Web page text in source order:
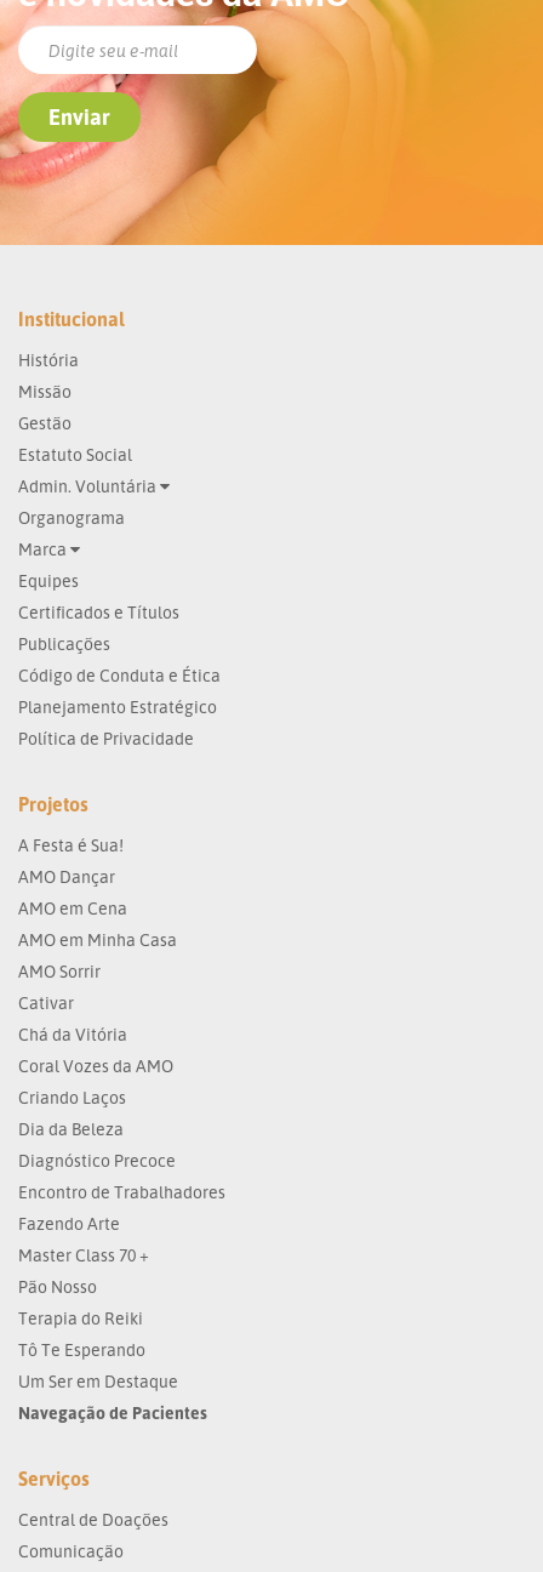
Institucional
História
Missão
Gestão
Estatuto Social
Admin. Voluntária
Organograma
Marca
Equipes
Certificados e Títulos
Publicações
Código de Conduta e Ética
Planejamento Estratégico
Política de Privacidade
Projetos
A Festa é Sua!
AMO Dançar
AMO em Cena
AMO em Minha Casa
AMO Sorrir
Cativar
Chá da Vitória
Coral Vozes da AMO
Criando Laços
Dia da Beleza
Diagnóstico Precoce
Encontro de Trabalhadores
Fazendo Arte
Master Class 70 +
Pão Nosso
Terapia do Reiki
Tô Te Esperando
Um Ser em Destaque
Navegação de Pacientes
Serviços
Central de Doações
Comunicação